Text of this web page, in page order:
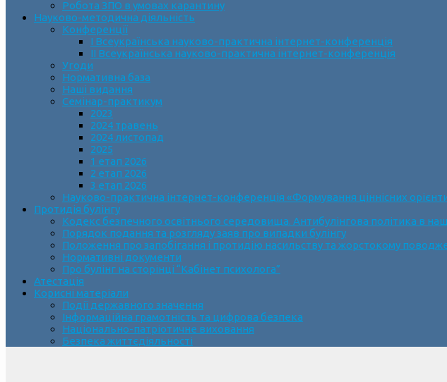
Робота ЗПО в умовах карантину
Науково-методична діяльність
Конференції
І Всеукраїнська науково-практична інтернет-конференція
ІІ Всеукраїнська науково-практична інтернет-конференція
Угоди
Нормативна база
Наші видання
Семінар-практикум
2023
2024 травень
2024 листопад
2025
1 етап 2026
2 етап 2026
3 етап 2026
Науково-практична інтернет-конференція «Формування ціннісних
Протидія булінгу
Кодекс безпечного освітнього середовища. Антибулінгова політика в
Порядок подання та розгляду заяв про випадки булінгу
Положення про запобігання і протидію насильству та жорстокому
Нормативні документи
Про булінг на сторінці “Кабінет психолога”
Атестація
Корисні матеріали
Події державного значення
Інформаційна грамотність та цифрова безпека
Національно-патріотичне виховання
Безпека життєдіяльності